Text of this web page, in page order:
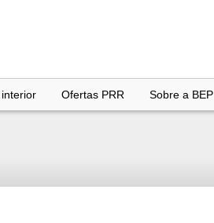
Ofertas PRR Sobre a BEP